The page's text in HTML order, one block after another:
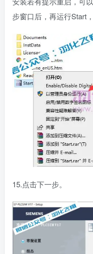
步窗口后，再运行Start
15.点击下一步。